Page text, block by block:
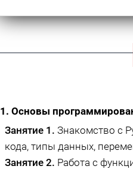
1. Основы
Занятие 1. Знакомство с
кода, типы данных,
Занятие 2. Работа с